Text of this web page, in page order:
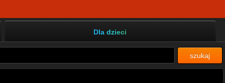
Dla dzieci
szukaj